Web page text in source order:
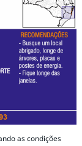
as condições